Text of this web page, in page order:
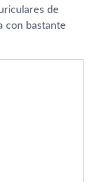
de
con bastante